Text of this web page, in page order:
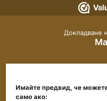
Докладване
Имайте предвид, че
само ако: